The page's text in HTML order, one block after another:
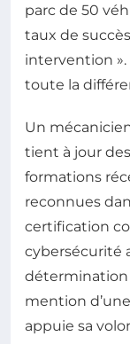
parc de 50
taux de
intervention
toute la
Un
tient à jour
formations
reconnues
certification
cybersécurité
détermination
mention
appuie sa